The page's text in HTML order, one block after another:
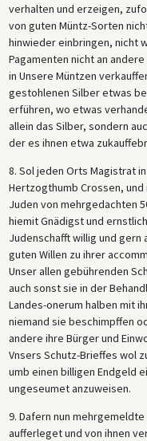
verhalten und erzeigen,
von guten Müntz-Sorten
hinwieder einbringen, nicht
Pagamenten nicht an
in Unsere Müntzen
gestohlenen Silber etwas
erführen, wo etwas
allein das Silber, sondern
der es ihnen etwa
8. Sol jeden Orts Magistrat
Hertzogthumb Crossen,
Juden von mehrgedachten
hiemit Gnädigst und
Judenschafft willig und gern
guten Willen zu ihrer
Unser allen gebührenden
auch sonst sie in der
Landes-onerum halben mit
niemand sie beschimpffen
andere ihre Bürger und
Vnsers Schutz-Brieffes wol
umb einen billigen Endgeld
ungeseumet anzuweisen.
9. Dafern nun
aufferleget und von ihnen